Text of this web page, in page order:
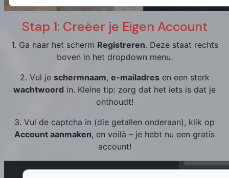
Stap 1: Creëer je Eigen Account
1. Ga naar het scherm Registreren. Deze staat rechts
boven in het dropdown menu.
2. Vul je schermnaam, e-mailadresen een sterk
wachtwoord in. Kleine tip: zorg dat het iets is dat je
onthoudt!
3. Vul de captcha in (die getallen onderaan), klik op
Account aanmaken, en voilà – je hebt nu een gratis
account!